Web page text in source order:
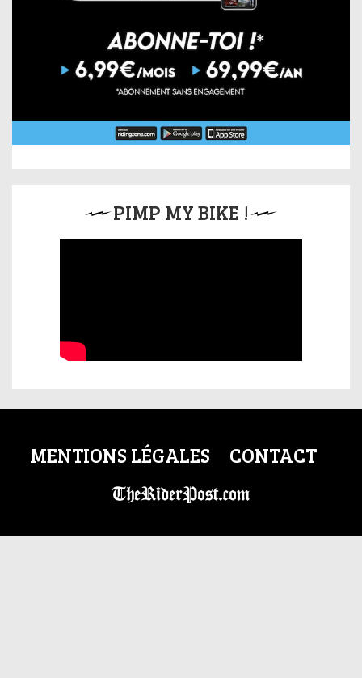
PIMP MY BIKE !
MENTIONS LÉGALES CONTACT